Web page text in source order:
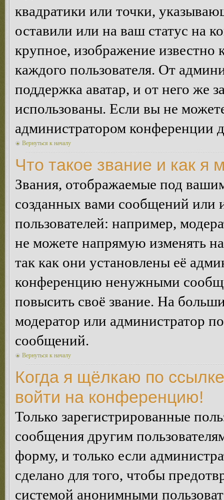
квадратики или точки,
оставили или на ваш статус на
крупное, изображение известно
каждого пользователя. От
поддержка аватар, и от него же
использованы. Если вы не
администратором конференции
Вернуться к началу
Что такое звание и как я
Звания, отображаемые под
созданных вами сообщений
пользователей: например,
не можете напрямую изменять
так как они установлены её
конференцию ненужными
повысить своё звание. На
модератор или администратор
сообщений.
Вернуться к началу
Когда я щёлкаю по
войти на конференцию!
Только зарегистрированные
сообщения другим
форму, и только если
сделано для того, чтобы
системой анонимными